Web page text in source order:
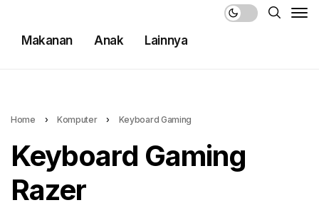
Makanan Anak Lainnya
Home › Komputer › Keyboard Gaming
Keyboard Gaming
Razer